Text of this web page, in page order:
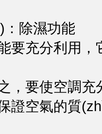
除濕功能
分利用，它
要使空調充分
空氣的質(zhì)